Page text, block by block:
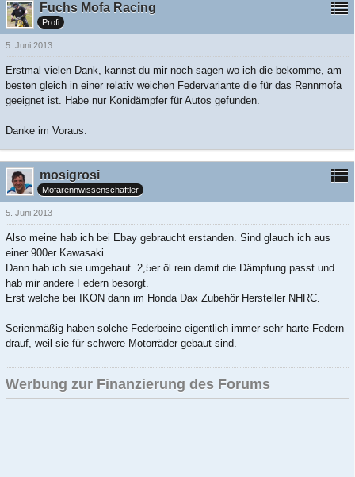
Fuchs Mofa Racing
Profi
5. Juni 2013
Erstmal vielen Dank, kannst du mir noch sagen wo ich die bekomme, am
besten gleich in einer relativ weichen Federvariante die für das Rennmofa
geeignet ist. Habe nur Konidämpfer für Autos gefunden.
Danke im Voraus.
mosigrosi
Mofarennwissenschaftler
5. Juni 2013
Also meine hab ich bei Ebay gebraucht erstanden. Sind glauch ich aus
einer 900er Kawasaki.
Dann hab ich sie umgebaut. 2,5er öl rein damit die Dämpfung passt und
hab mir andere Federn besorgt.
Erst welche bei IKON dann im Honda Dax Zubehör Hersteller NHRC.
Serienmäßig haben solche Federbeine eigentlich immer sehr harte Federn
drauf, weil sie für schwere Motorräder gebaut sind.
Werbung zur Finanzierung des Forums